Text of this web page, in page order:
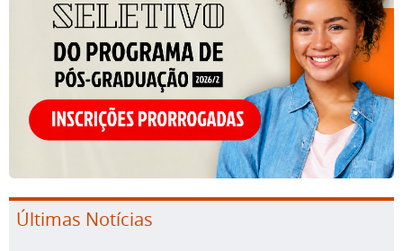
Últimas Notícias